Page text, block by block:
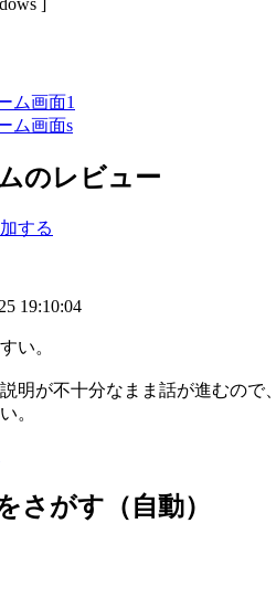
]
のレビュー
する
19:10:04
い。
明が不十分なまま話が進むので、
。
さがす（自動）